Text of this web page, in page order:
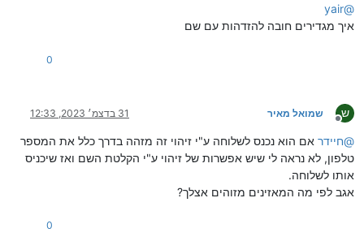
@
yair
איך מגדירים חובה להזדהות עם שם
0
ש
מנותק
שמואל מאיר 31 בדצמ׳ 2023, 12:33
@חיידר אם הוא נכנס לשלוחה ע"י זיהוי זה מזהה בדרך כלל את המספר
טלפון, לא נראה לי שיש אפשרות של זיהוי ע"י הקלטת השם ואז שיכניס
אותו לשלוחה.
אגב לפי מה המאזינים מזוהים אצלך?
0